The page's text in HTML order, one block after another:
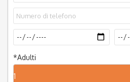
*Adulti
1